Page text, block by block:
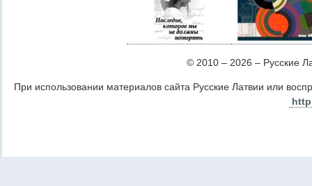
© 2010 – 2026 – Русские
При использовании материалов сайта Русские Латвии или